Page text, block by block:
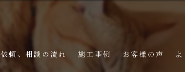
依頼、相談の流れ 施工事例 お客様の声